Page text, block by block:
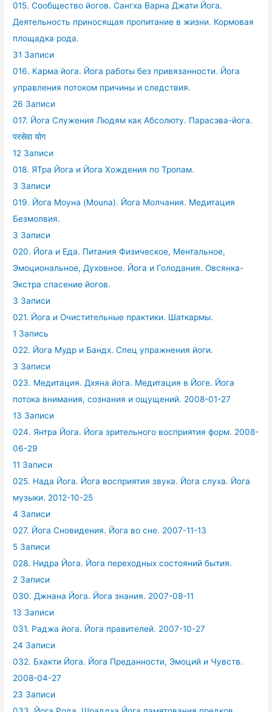
015. Сообщество йогов. Сангха Варна Джати Йога.
Деятельность приносящая пропитание в жизни. Кормовая
площадка рода.
31 Записи
016. Карма йога. Йога работы без привязанности. Йога
управления потоком причины и следствия.
26 Записи
017. Йога Служения Людям как Абсолюту. Парасэва-йога.
परसेवा योग
12 Записи
018. ЯТра Йога и Йога Хождения по Тропам.
3 Записи
019. Йога Моуна (Mouna). Йога Молчания. Медитация
Безмолвия.
3 Записи
020. Йога и Еда. Питания Физическое, Ментальное,
Эмоциональное, Духовное. Йога и Голодания. Овсянка-
Экстра спасение йогов.
3 Записи
021. Йога и Очистительные практики. Шаткармы.
1 Запись
022. Йога Мудр и Бандх. Спец упражнения йоги.
3 Записи
023. Медитация. Дхяна йога. Медитация в Йоге. Йога
потока внимания, сознания и ощущений. 2008-01-27
13 Записи
024. Янтра Йога. Йога зрительного восприятия форм. 2008-
06-29
11 Записи
025. Нада Йога. Йога восприятия звука. Йога слуха. Йога
музыки. 2012-10-25
4 Записи
027. Йога Сновидения. Йога во сне. 2007-11-13
5 Записи
028. Нидра Йога. Йога переходных состояний бытия.
2 Записи
030. Джнана Йога. Йога знания. 2007-08-11
13 Записи
031. Раджа йога. Йога правителей. 2007-10-27
24 Записи
032. Бхакти Йога. Йога Преданности, Эмоций и Чувств.
2008-04-27
23 Записи